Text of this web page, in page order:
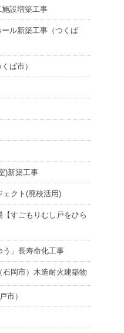
施設増築工事
ール新築工事（つくば
ば市）
)新築工事
ェクト(廃校活用)
すごもりむし戸をひら
う」長寿命化工事
岡市）木造耐火建築物
市）